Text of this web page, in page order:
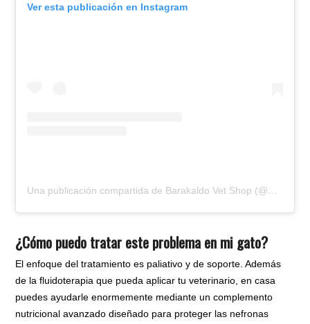
Ver esta publicación en Instagram
Una publicación compartida de Barakaldo Vet Shop (@barakaldovetshop)
¿Cómo puedo tratar este problema en mi gato?
El enfoque del tratamiento es paliativo y de soporte. Además
de la fluidoterapia que pueda aplicar tu veterinario, en casa
puedes ayudarle enormemente mediante un complemento
nutricional avanzado diseñado para proteger las nefronas